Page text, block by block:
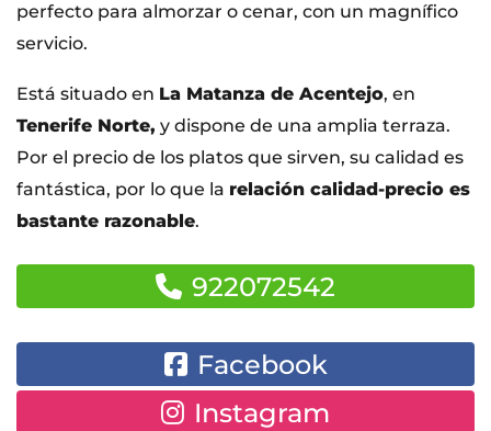
perfecto para almorzar o cenar, con un magnífico
servicio.
Está situado en La Matanza de Acentejo, en
Tenerife Norte, y dispone de una amplia terraza.
Por el precio de los platos que sirven, su calidad es
fantástica, por lo que la relación calidad-precio es
bastante razonable.
922072542
Facebook
Instagram